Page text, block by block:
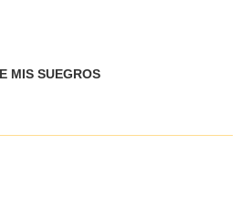
MIS SUEGROS